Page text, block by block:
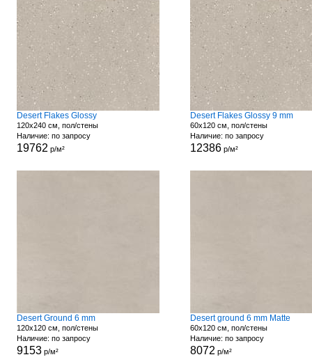
Desert Flakes Glossy
120x240 см, пол/стены
Наличие: по запросу
19762 р/м²
Desert Flakes Glossy 9 mm
60x120 см, пол/стены
Наличие: по запросу
12386р/м²
Desert Ground 6 mm
120x120 см, пол/стены
Наличие: по запросу
9153р/м²
Desert ground 6 mm Matte
60x120 см, пол/стены
Наличие: по запросу
8072 р/м²